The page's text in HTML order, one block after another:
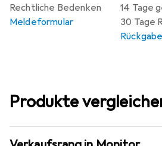
14 Tage
30 Tage
Rechtliche Bedenken
Meldeformular
Produkte